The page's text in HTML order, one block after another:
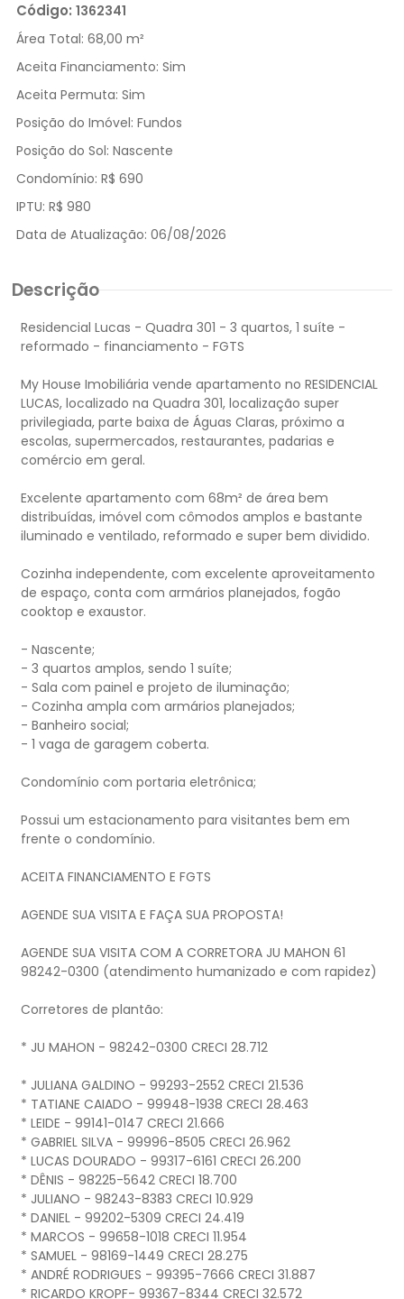
Código: 1362341
Área Total: 68,00 m²
Aceita Financiamento: Sim
Aceita Permuta: Sim
Posição do Imóvel: Fundos
Posição do Sol: Nascente
Condomínio: R$ 690
IPTU: R$ 980
Data de Atualização: 06/08/2026
Descrição
Residencial Lucas - Quadra 301 - 3 quartos, 1 suíte -
reformado - financiamento - FGTS
My House Imobiliária vende apartamento no RESIDENCIAL
LUCAS, localizado na Quadra 301, localização super
privilegiada, parte baixa de Águas Claras, próximo a
escolas, supermercados, restaurantes, padarias e
comércio em geral.
Excelente apartamento com 68m² de área bem
distribuídas, imóvel com cômodos amplos e bastante
iluminado e ventilado, reformado e super bem dividido.
Cozinha independente, com excelente aproveitamento
de espaço, conta com armários planejados, fogão
cooktop e exaustor.
- Nascente;
- 3 quartos amplos, sendo 1 suíte;
- Sala com painel e projeto de iluminação;
- Cozinha ampla com armários planejados;
- Banheiro social;
- 1 vaga de garagem coberta.
Condomínio com portaria eletrônica;
Possui um estacionamento para visitantes bem em
frente o condomínio.
ACEITA FINANCIAMENTO E FGTS
AGENDE SUA VISITA E FAÇA SUA PROPOSTA!
AGENDE SUA VISITA COM A CORRETORA JU MAHON 61
98242-0300 (atendimento humanizado e com rapidez)
Corretores de plantão:
* JU MAHON - 98242-0300 CRECI 28.712
* JULIANA GALDINO - 99293-2552 CRECI 21.536
* TATIANE CAIADO - 99948-1938 CRECI 28.463
* LEIDE - 99141-0147 CRECI 21.666
* GABRIEL SILVA - 99996-8505 CRECI 26.962
* LUCAS DOURADO - 99317-6161 CRECI 26.200
* DÊNIS - 98225-5642 CRECI 18.700
* JULIANO - 98243-8383 CRECI 10.929
* DANIEL - 99202-5309 CRECI 24.419
* MARCOS - 99658-1018 CRECI 11.954
* SAMUEL - 98169-1449 CRECI 28.275
* ANDRÉ RODRIGUES - 99395-7666 CRECI 31.887
* RICARDO KROPF- 99367-8344 CRECI 32.572